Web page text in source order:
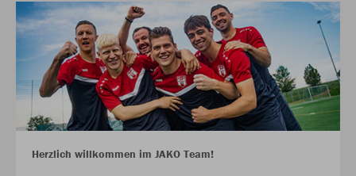
Herzlich willkommen im JAKO Team!